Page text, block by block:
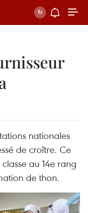
nationales
de croître. Ce
au 14e rang
de thon.